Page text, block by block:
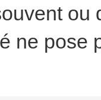
ou
ne pose